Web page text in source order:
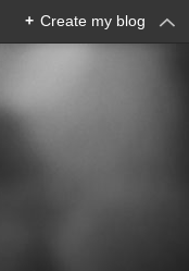
+ Create my blog